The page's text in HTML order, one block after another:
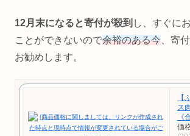
12月末になると寄付が殺到 し、すぐに
ことができないので余裕のある今 、寄
お勧めします。
【
ス
《
価